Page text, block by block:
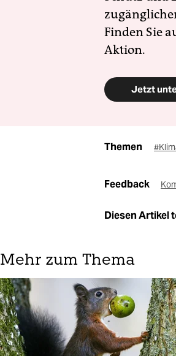
Finden Sie
Aktion.
Jetzt
Themen
Feedback
Diesen Artikel
Mehr zum Thema